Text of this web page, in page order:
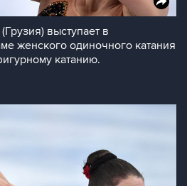
выступает в
женского одиночного катания
катанию.